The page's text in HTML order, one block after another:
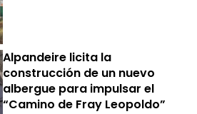
Alpandeire licita la
construcción de un nuevo
albergue para impulsar el
“Camino de Fray Leopoldo”